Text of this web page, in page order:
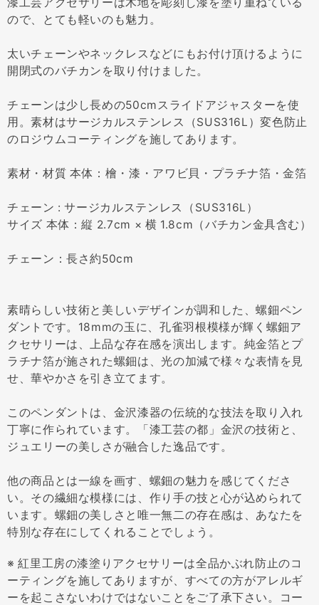
ので、とても軽いのも魅力。
太いチェーンやネックレスなどにもお付け頂けるように
開閉式のバチカンを取り付けました。
チェーンは少し長めの50cmスライドアジャスターを使
用。素材はサージカルステンレス（SUS316L）変色防止
のロジウムコーティングを施してあります。
素材・材質 本体：檜・漆・アワビ貝・プラチナ箔・金箔
チェーン : サージカルステンレス（SUS316L）
サイズ 本体：縦 2.7cm × 横 1.8cm（バチカン金具含む）
チェーン：長さ約50cm
素晴らしい技術と美しいデザインが調和した、螺鈿ペン
ダントです。18mmの玉に、孔雀羽根模様が輝く螺鈿ア
クセサリーは、上品な存在感を演出します。純金箔とプ
ラチナ箔が施された螺鈿は、光の加減で様々な表情を見
せ、華やかさを引き立てます。
このペンダントは、金沢漆器の伝統的な技法を取り入れ
丁寧に作られています。「漆工芸の都」金沢の技術と、
ジュエリーの美しさが融合した逸品です。
他の商品とは一線を画す、螺鈿の魅力を感じてくださ
い。その繊細な模様には、作り手の技と心が込められて
います。螺鈿の美しさと唯一無二の存在感は、あなたを
特別な存在にしてくれることでしょう。
※ 紅里工房の漆塗りアクセサリーは全品かぶれ防止のコ
ーティングを施してありますが、すべての方がアレルギ
ーを起こさないわけではないことをご了承下さい。コー